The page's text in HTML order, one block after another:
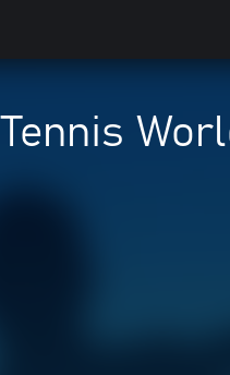
Tennis